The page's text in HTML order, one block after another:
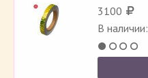
3100
В наличии: